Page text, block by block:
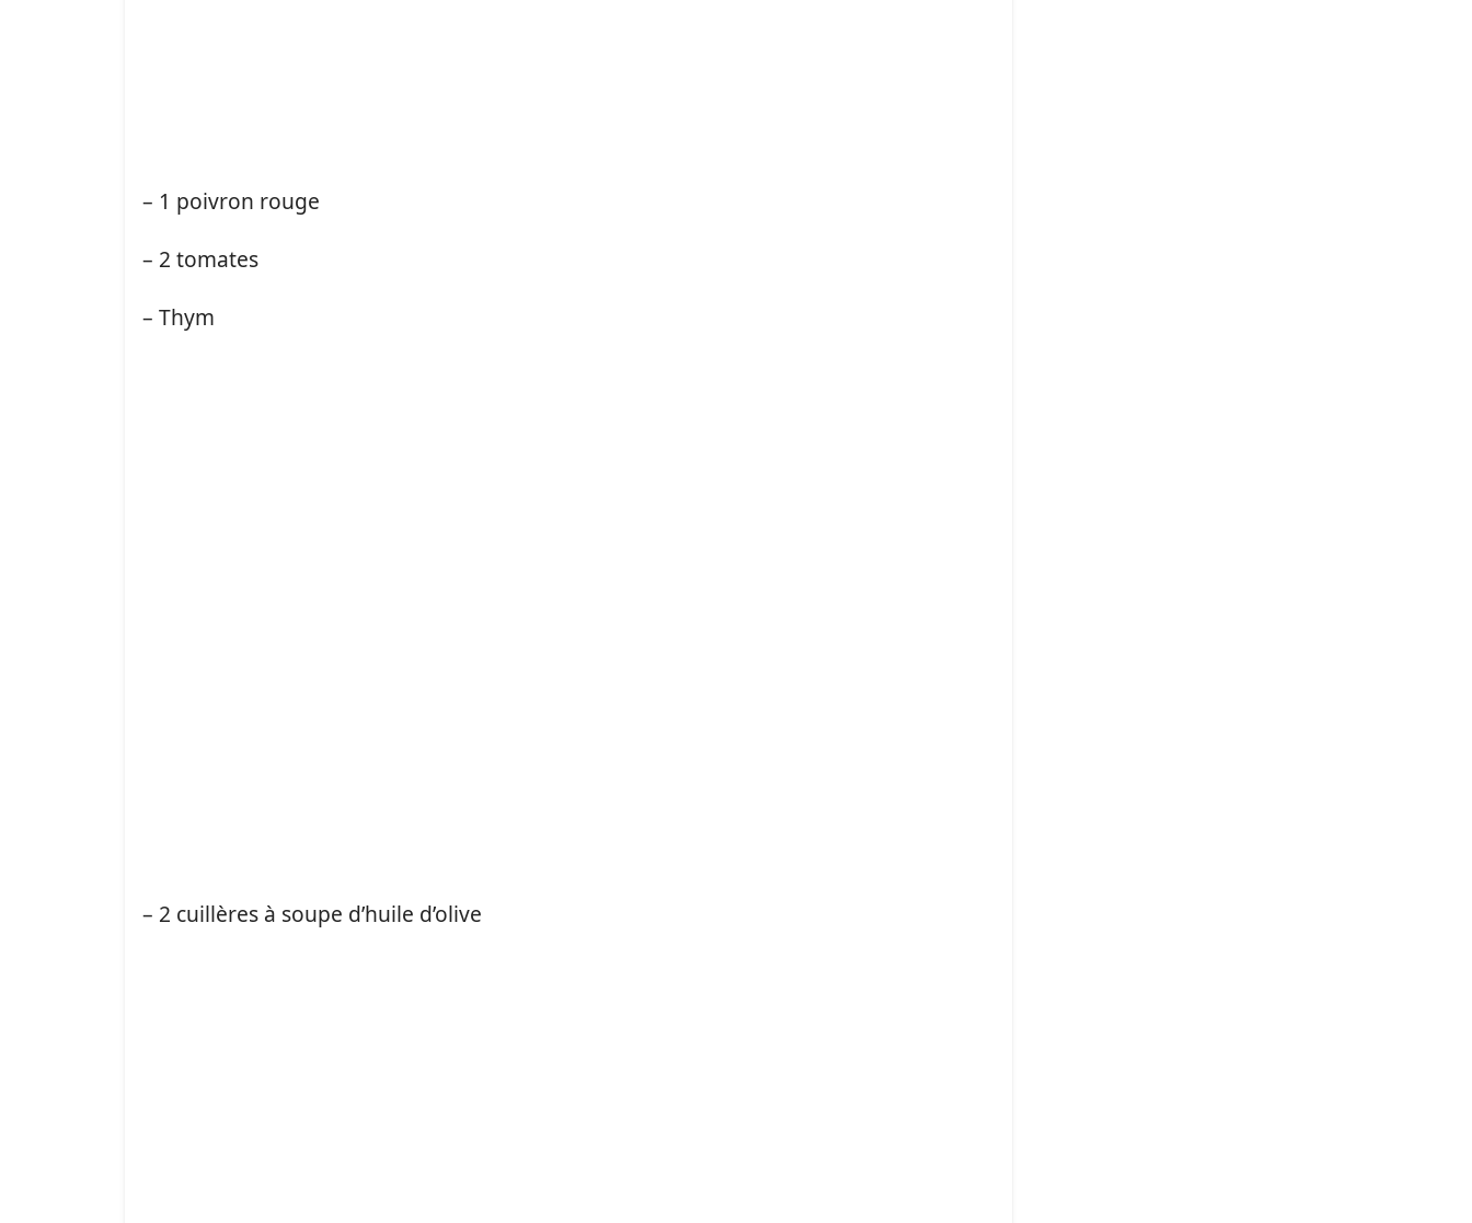
– 1 poivron rouge
– 2 tomates
– Thym
– 2 cuillères à soupe d’huile d’olive